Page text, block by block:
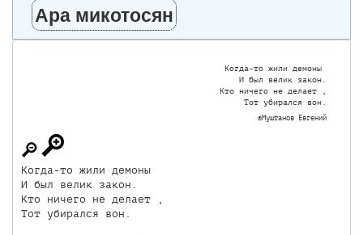
Ара микотосян
Когда-то жили демоны
И был велик закон.
Кто ничего не делает ,
Тот убирался вон.
©Муштанов Евгений
Когда-то жили демоны
И был велик закон.
Кто ничего не делает ,
Тот убирался вон.